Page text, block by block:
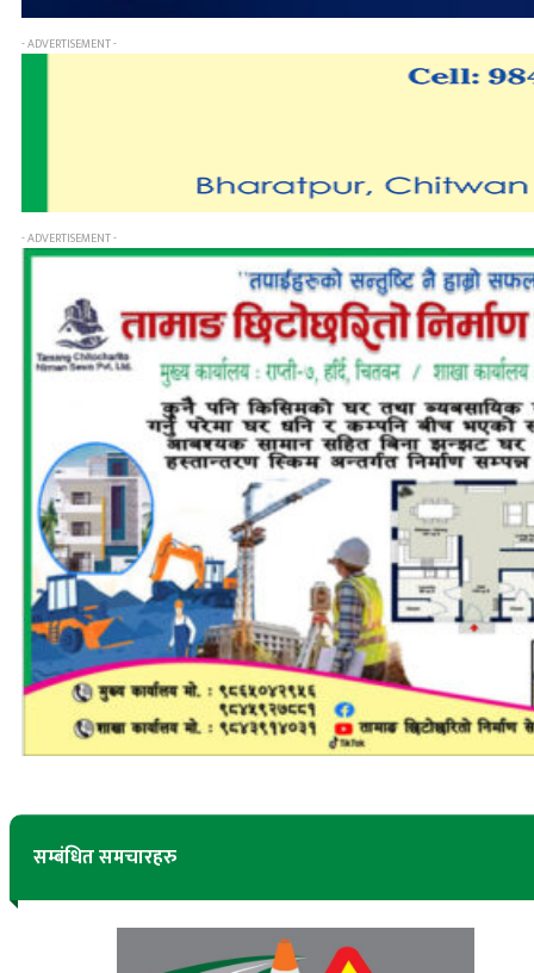
- ADVERTISEMENT -
- ADVERTISEMENT -
सम्बंधित समचारहरु